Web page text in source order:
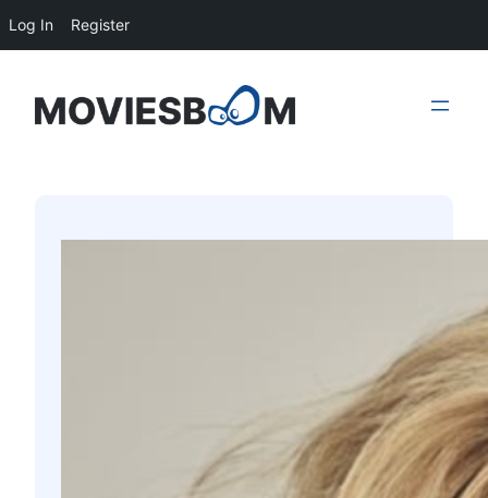
content
Log In Register